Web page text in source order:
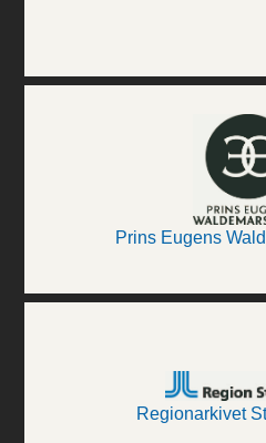
Prins Eugens
Regionarkivet